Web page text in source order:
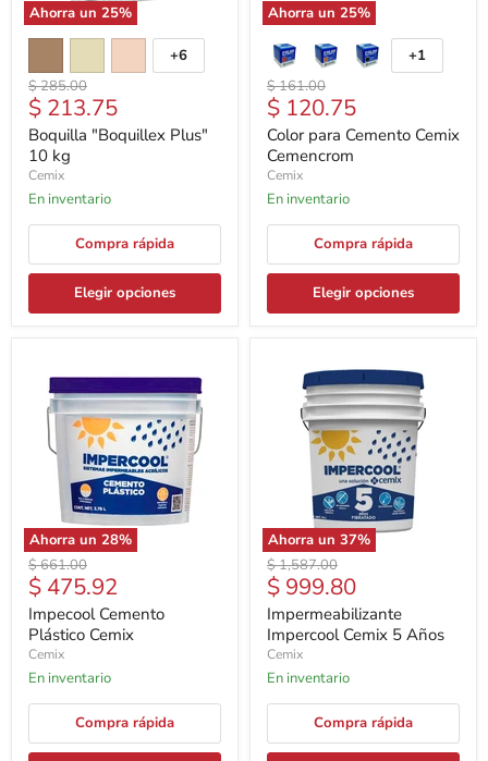
Ahorra un 25%
+6
Precio
original
$ 285.00
Precio
actual
$ 213.75
Boquilla "Boquillex Plus"
10 kg
Cemix
En inventario
Compra rápida
Elegir opciones
Ahorra un 25%
+1
Precio
original
$ 161.00
Precio
actual
$ 120.75
Color para Cemento Cemix
Cemencrom
Cemix
En inventario
Compra rápida
Elegir opciones
Ahorra un 28%
Precio
original
$ 661.00
Precio
actual
$ 475.92
Impecool Cemento
Plástico Cemix
Cemix
En inventario
Compra rápida
Ahorra un 37%
Precio
original
$ 1,587.00
Precio
actual
$ 999.80
Impermeabilizante
Impercool Cemix 5 Años
Cemix
En inventario
Compra rápida